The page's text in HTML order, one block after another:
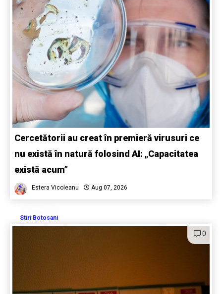
Cercetătorii au creat în premieră virusuri ce
nu există în natură folosind AI: „Capacitatea
există acum”
Estera Vicoleanu Aug 07, 2026
Stiri Botosani
0